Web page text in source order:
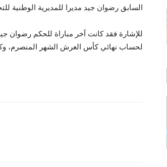
السابق رضوان جيد مديرا للمديرية الوطنية
للإشارة فقد كانت آخر مباراة للحكم
لحساب نهائي كأس العرش الشهر المنصرم،